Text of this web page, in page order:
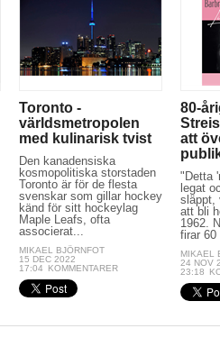
Toronto -
världsmetropolen
med kulinarisk tvist
Den kanadensiska
kosmopolitiska storstaden
Toronto är för de flesta
svenskar som gillar hockey
känd för sitt hockeylag
Maple Leafs, ofta
associerat...
MIKAEL BJÖRNFOT
15 DEC 2022
17:04
KOMMENTARER
80-
att
"Detta
legat
släppt,
att bli
1962.
firar 60
MIKAEL
24 NOV
23:18